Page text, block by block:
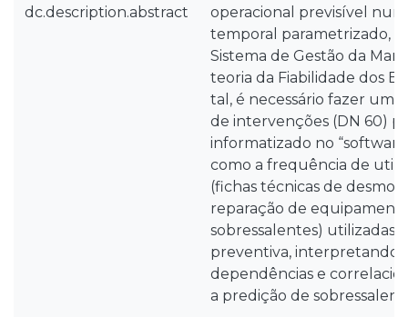
dc.description.abstract
operacional previsível
temporal parametrizado,
Sistema de Gestão da
teoria da Fiabilidade dos
tal, é necessário fazer uma
de intervenções (DN 60)
informatizado no
como a frequência de
(fichas técnicas de
reparação de
sobressalentes) utilizadas
preventiva, interpretando
dependências e
a predição de